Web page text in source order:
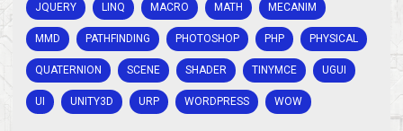
JQUERY LINQ MACRO MATH MECANIM
MMD PATHFINDING PHOTOSHOP PHP PHYSICAL
QUATERNION SCENE SHADER TINYMCE UGUI
UI UNITY3D URP WORDPRESS WOW